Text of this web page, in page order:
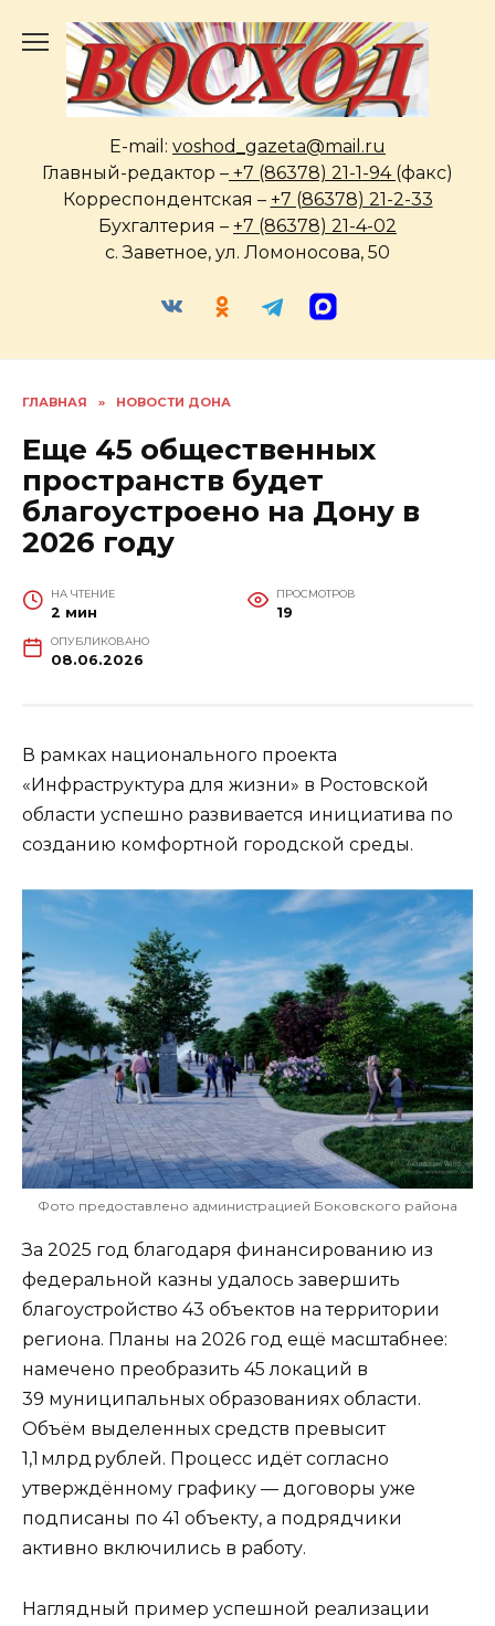
содержанию
E-mail: voshod_gazeta@mail.ru
Главный-редактор – +7 (86378) 21-1-94 (факс)
Корреспондентская – +7 (86378) 21-2-33
Бухгалтерия – +7 (86378) 21-4-02
с. Заветное, ул. Ломоносова, 50
ГЛАВНАЯ » НОВОСТИ ДОНА
Еще 45 общественных
пространств будет
благоустроено на Дону в
2026 году
НА ЧТЕНИЕ
2 мин
ПРОСМОТРОВ
19
ОПУБЛИКОВАНО
08.06.2026
В рамках национального проекта
«Инфраструктура для жизни» в Ростовской
области успешно развивается инициатива по
созданию комфортной городской среды.
Фото предоставлено администрацией Боковского района
За 2025 год благодаря финансированию из
федеральной казны удалось завершить
благоустройство 43 объектов на территории
региона. Планы на 2026 год ещё масштабнее:
намечено преобразить 45 локаций в
39 муниципальных образованиях области.
Объём выделенных средств превысит
1,1 млрд рублей. Процесс идёт согласно
утверждённому графику — договоры уже
подписаны по 41 объекту, а подрядчики
активно включились в работу.
Наглядный пример успешной реализации